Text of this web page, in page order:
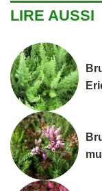
LIRE AUSSI